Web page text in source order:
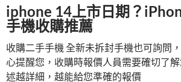
iphone 14上市日期？
手機收購推薦
收購二手手機 全新未拆封手機也可詢問
心提醒您，收購時報價人員需要確切了
述越詳細，越能給您準確的報價